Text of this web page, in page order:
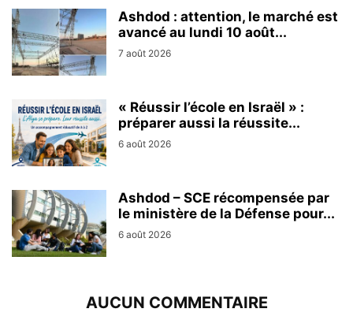
Ashdod : attention, le marché est
avancé au lundi 10 août...
7 août 2026
« Réussir l’école en Israël » :
préparer aussi la réussite...
6 août 2026
Ashdod – SCE récompensée par
le ministère de la Défense pour...
6 août 2026
AUCUN COMMENTAIRE